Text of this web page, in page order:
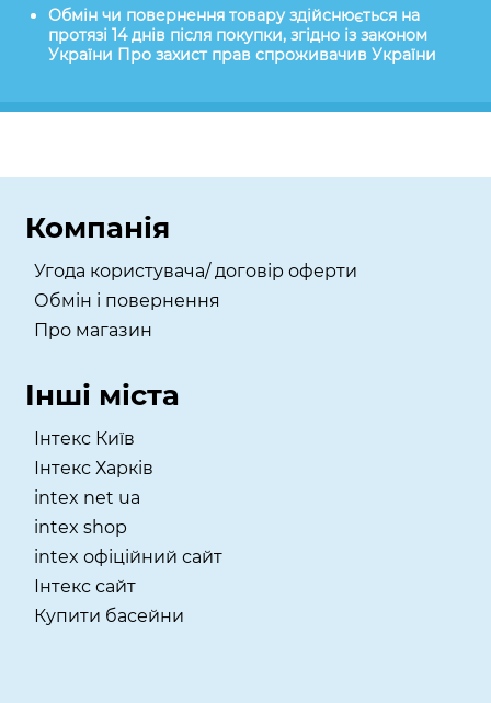
Обмін чи повернення товару здійснюється на
протязі 14 днів після покупки, згідно із законом
України Про захист прав спроживачив України
Компанія
Угода користувача/ договір оферти
Обмін і повернення
Про магазин
Інші міста
Інтекс Київ
​Інтекс Харків
intex net ua
intex shop
intex офіційний сайт
Інтекс сайт
Купити басейни